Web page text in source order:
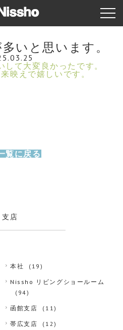
いと思います。
して大変良かったです。
映えで嬉しいです。
覧に戻る
支店
本社 (19)
Nissho リビングショールーム
(94)
函館支店 (11)
帯広支店 (12)